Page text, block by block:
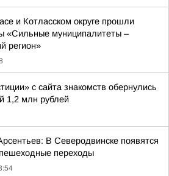
и Котласском округе прошли
«Сильные муниципалитеты –
регион»
с сайта знакомств обернулись
1,2 млн рублей
В Северодвинске появятся
переходы